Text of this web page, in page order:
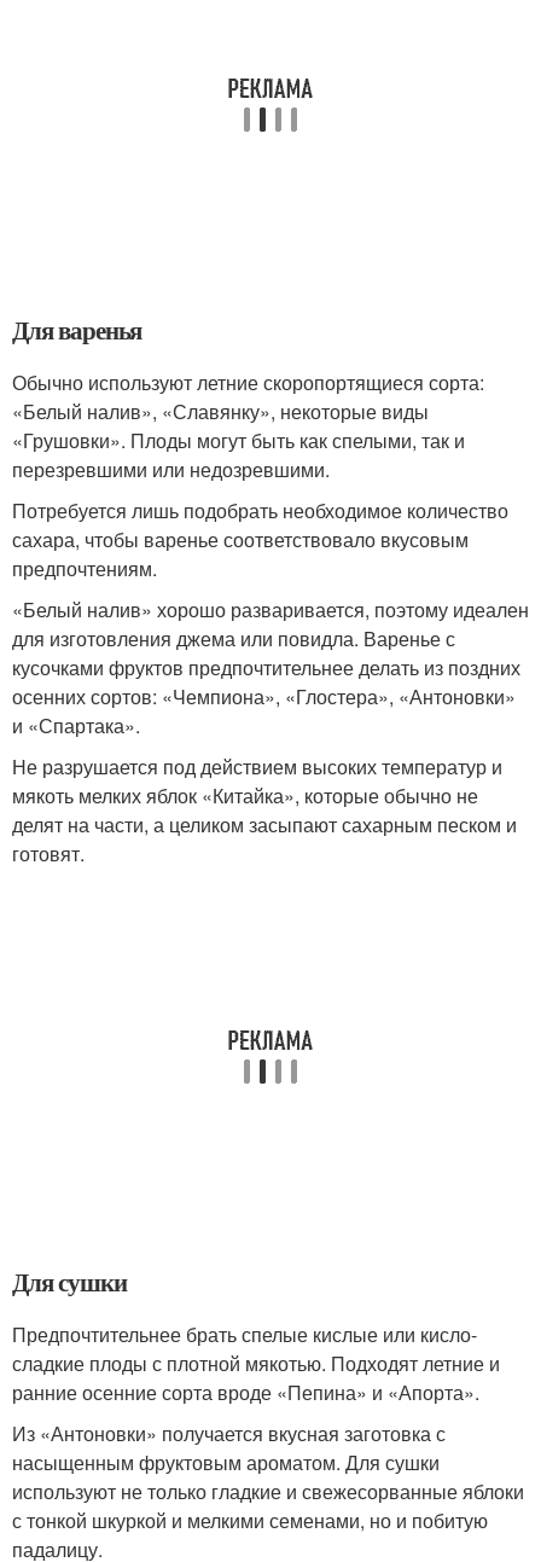
Для варенья
Обычно используют летние скоропортящиеся сорта:
«Белый налив», «Славянку», некоторые виды
«Грушовки». Плоды могут быть как спелыми, так и
перезревшими или недозревшими.
Потребуется лишь подобрать необходимое количество
сахара, чтобы варенье соответствовало вкусовым
предпочтениям.
«Белый налив» хорошо разваривается, поэтому идеален
для изготовления джема или повидла. Варенье с
кусочками фруктов предпочтительнее делать из поздних
осенних сортов: «Чемпиона», «Глостера», «Антоновки»
и «Спартака».
Не разрушается под действием высоких температур и
мякоть мелких яблок «Китайка», которые обычно не
делят на части, а целиком засыпают сахарным песком и
готовят.
Для сушки
Предпочтительнее брать спелые кислые или кисло-
сладкие плоды с плотной мякотью. Подходят летние и
ранние осенние сорта вроде «Пепина» и «Апорта».
Из «Антоновки» получается вкусная заготовка с
насыщенным фруктовым ароматом. Для сушки
используют не только гладкие и свежесорванные яблоки
с тонкой шкуркой и мелкими семенами, но и побитую
падалицу.